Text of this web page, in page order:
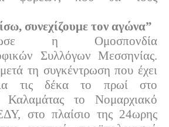
συνεχίζουμε τον αγώνα”
η Ομοσπονδία
Συλλόγων Μεσσηνίας.
τη συγκέντρωση που έχει
τις δέκα το πρωί στο
Καλαμάτας το Νομαρχιακό
στο πλαίσιο της 24ωρης